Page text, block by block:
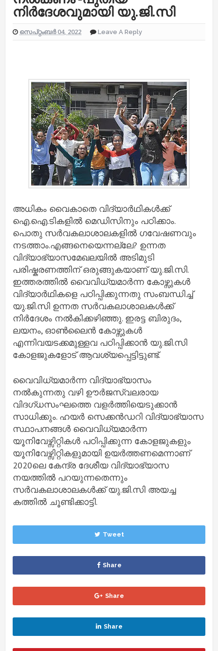
നിര്‍ദേശവുമായി യു.ജി.സി
സെപ്റ്റംബർ 04, 2022 Leave A Reply
അധികം വൈകാതെ വിദ്യാര്‍ഥികള്‍ക്ക്
ഐ.ഐ.ടികളില്‍ മെഡിസിനും പഠിക്കാം.
പൊതു സര്‍വകലാശാലകളില്‍ ഗവേഷണവും
നടത്താം.എങ്ങനെയെന്നല്ലേ? ഉന്നത
വിദ്യാഭ്യാസമേഖലയില്‍ അടിമുടി
പരിഷ്കരണത്തിന് ഒരുങ്ങുകയാണ് യു.ജി.സി.
ഇത്തരത്തില്‍ വൈവിധ്യമാര്‍ന്ന കോഴ്സുകള്‍
വിദ്യാര്‍ഥികളെ പഠിപ്പിക്കുന്നതു സംബന്ധിച്ച്‌
യു.ജി.സി ഉന്നത സര്‍വകലാശാലകള്‍ക്ക്
നിര്‍ദേശം നല്‍കിക്കഴിഞ്ഞു. ഇരട്ട ബിരുദം,
ലയനം, ഓണ്‍ലൈന്‍ കോഴ്സുകള്‍
എന്നിവയടക്കമുള്ളവ പഠിപ്പിക്കാന്‍ യു.ജി.സി
കോളജുകളോട് ആവശ്യപ്പെട്ടിട്ടുണ്ട്.
വൈവിധ്യമാര്‍ന്ന വിദ്യാഭ്യാസം
നല്‍കുന്നതു വഴി ഊര്‍ജസ്വലരായ
വിദഗ്ധസംഘത്തെ വളര്‍ത്തിയെടുക്കാന്‍
സാധിക്കും. ഹയര്‍ സെക്കന്‍ഡറി വിദ്യാഭ്യാസ
സ്ഥാപനങ്ങള്‍ വൈവിധ്യമാര്‍ന്ന
യൂനിവേഴ്സിറ്റികള്‍ പഠിപ്പിക്കുന്ന കോളജുകളും
യൂനിവേഴ്സിറ്റികളുമായി ഉയര്‍ത്തണമെന്നാണ്
2020ലെ കേന്ദ്ര ദേശീയ വിദ്യാഭ്യാസ
നയത്തില്‍ പറയുന്നതെന്നും
സര്‍വകലാശാലകള്‍ക്ക് യു.ജി.സി അയച്ച
കത്തില്‍ ചൂണ്ടിക്കാട്ടി.
Tweet
Share
Share
Share